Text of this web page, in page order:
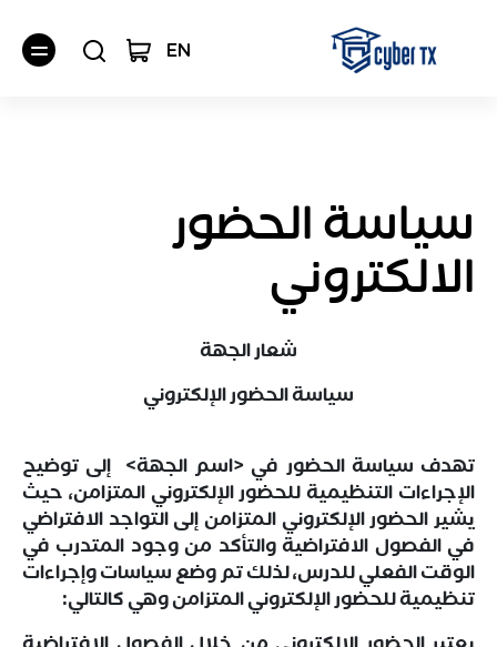
EN
سياسة الحضور
الالكتروني
شعار الجهة
سياسة الحضور الإلكتروني
تهدف سياسة الحضور في <اسم الجهة> إلى توضيح
الإجراءات التنظيمية للحضور الإلكتروني المتزامن، حيث
يشير الحضور الإلكتروني المتزامن إلى التواجد الافتراضي
في الفصول الافتراضية والتأكد من وجود المتدرب في
الوقت الفعلي للدرس، لذلك تم وضع سياسات وإجراءات
تنظيمية للحضور الإلكتروني المتزامن وهي كالتالي: